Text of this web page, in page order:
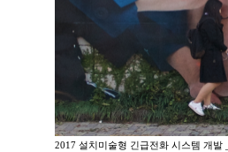
2017 설치미술형 긴급전화 시스템 개발